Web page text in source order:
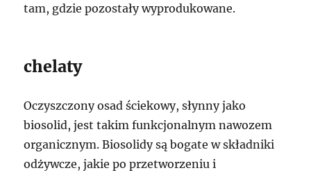
tam, gdzie pozostały wyprodukowane.
chelaty
Oczyszczony osad ściekowy, słynny jako
biosolid, jest takim funkcjonalnym nawozem
organicznym. Biosolidy są bogate w składniki
odżywcze, jakie po przetworzeniu i